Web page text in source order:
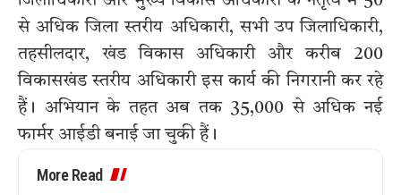
से अधिक जिला स्तरीय अधिकारी, सभी उप जिलाधिकारी,
तहसीलदार, खंड विकास अधिकारी और करीब 200
विकासखंड स्तरीय अधिकारी इस कार्य की निगरानी कर रहे
हैं। अभियान के तहत अब तक 35,000 से अधिक नई
फार्मर आईडी बनाई जा चुकी हैं।
More Read